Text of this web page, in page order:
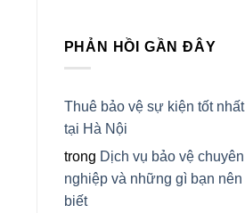
PHẢN HỒI GẦN ĐÂY
Thuê bảo vệ sự kiện tốt nhất
tại Hà Nội
trong Dịch vụ bảo vệ chuyên
nghiệp và những gì bạn nên
biết